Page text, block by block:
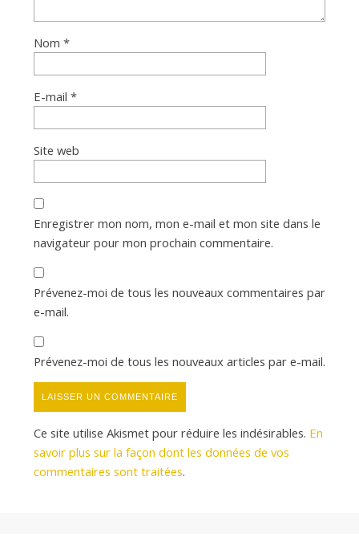
Nom *
E-mail *
Site web
Enregistrer mon nom, mon e-mail et mon site dans le
navigateur pour mon prochain commentaire.
Prévenez-moi de tous les nouveaux commentaires par
e-mail.
Prévenez-moi de tous les nouveaux articles par e-mail.
Ce site utilise Akismet pour réduire les indésirables. En
savoir plus sur la façon dont les données de vos
commentaires sont traitées.